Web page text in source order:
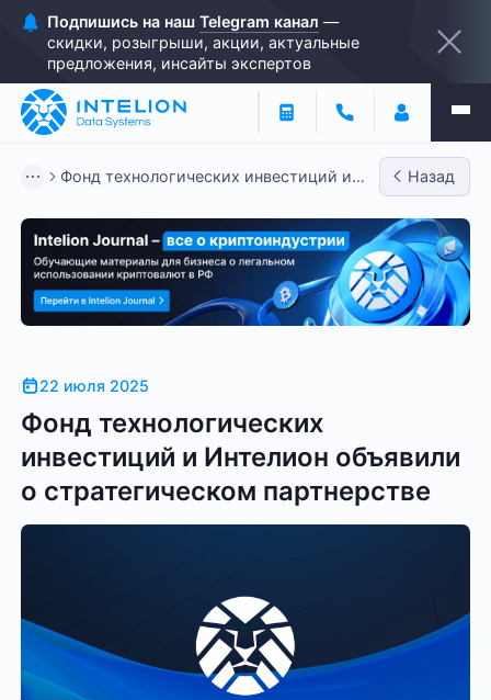
Подпишись на наш Telegram канал —
скидки, розыгрыши, акции, актуальные
предложения, инсайты экспертов
Фонд технологических инвестиций и
Назад
22 июля 2025
Фонд технологических
инвестиций и Интелион объявили
о стратегическом партнерстве